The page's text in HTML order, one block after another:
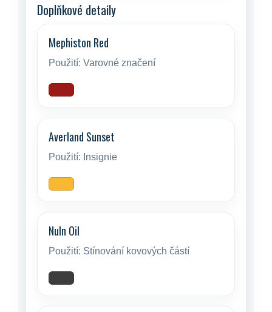
Doplňkové detaily
Mephiston Red
Použití: Varovné značení
Averland Sunset
Použití: Insignie
Nuln Oil
Použití: Stínování kovových částí